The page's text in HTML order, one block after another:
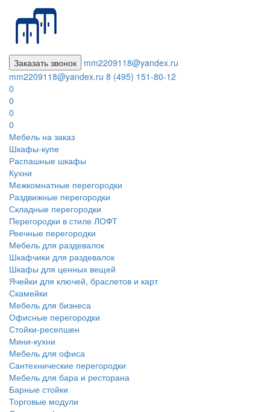
Заказать звонок
mm2209118@yandex.ru
mm2209118@yandex.ru 8 (495) 151-80-12
0
0
0
0
Мебель на заказ
Шкафы-купе
Распашные шкафы
Кухни
Межкомнатные перегородки
Раздвижные перегородки
Складные перегородки
Перегородки в стиле ЛОФТ
Реечные перегородки
Мебель для раздевалок
Шкафчики для раздевалок
Шкафы для ценных вещей
Ячейки для ключей, браслетов и карт
Скамейки
Мебель для бизнеса
Офисные перегородки
Стойки-ресепшен
Мини-кухни
Мебель для офиса
Сантехнические перегородки
Мебель для бара и ресторана
Барные стойки
Торговые модули